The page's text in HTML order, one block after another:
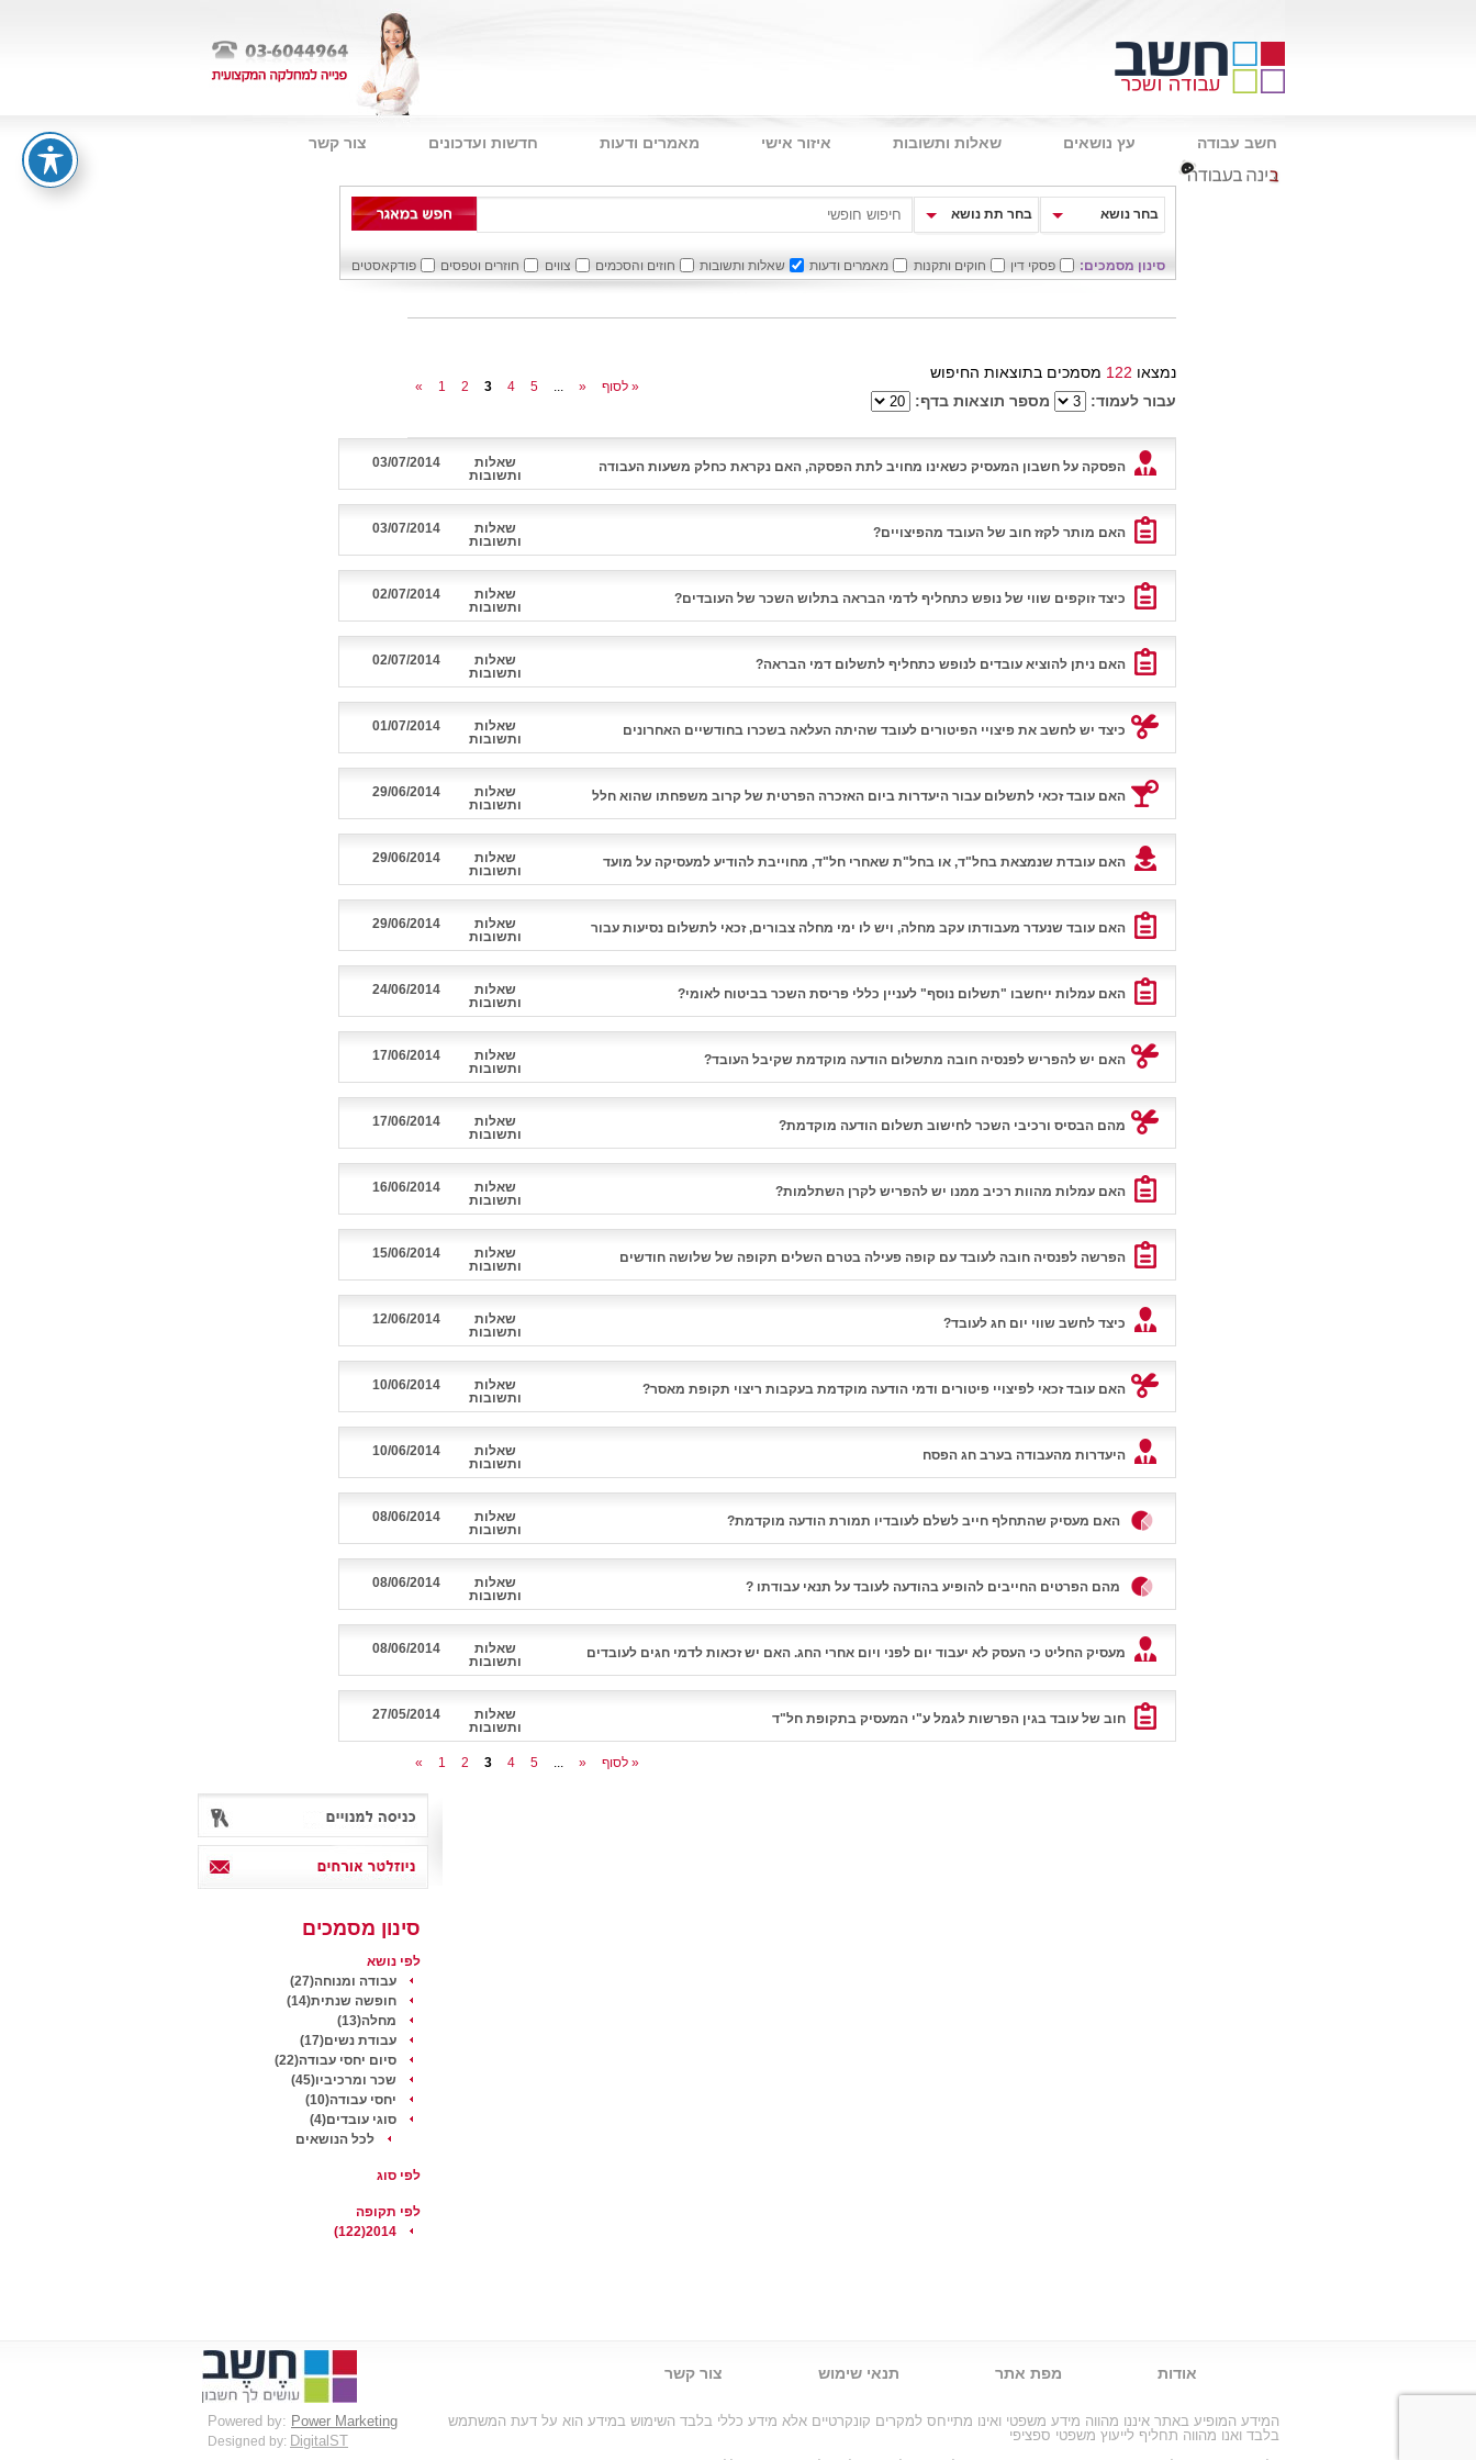
חשב עבודה עץ נושאים שאלות ותשובות איזור אישי מאמרים ודעות חדשות ועדכונים
צור קשר
.
בחר נושא בחר תת נושא
סינון מסמכים: פסקי דין חוקים ותקנות מאמרים ודעות שאלות ותשובות חוזים והסכמים צווים חוזרים וטפסים פודקאסטים
נמצאו 122 מסמכים בתוצאות החיפוש
עבור לעמוד:
מספר תוצאות בדף:
« 1 2 3 4 5 ... » לסוף »
הפסקה על חשבון המעסיק כשאינו מחויב לתת הפסקה, האם נקראת כחלק משעות העבודה
לעניין שעות נוספות?
03/07/2014
שאלות
ותשובות
האם מותר לקזז חוב של העובד מהפיצויים? 03/07/2014
שאלות
ותשובות
כיצד זוקפים שווי של נופש כתחליף לדמי הבראה בתלוש השכר של העובדים? 02/07/2014
שאלות
ותשובות
האם ניתן להוציא עובדים לנופש כתחליף לתשלום דמי הבראה? 02/07/2014
שאלות
ותשובות
כיצד יש לחשב את פיצויי הפיטורים לעובד שהיתה העלאה בשכרו בחודשיים האחרונים
לעבודתו?
01/07/2014
שאלות
ותשובות
האם עובד זכאי לתשלום עבור היעדרות ביום האזכרה הפרטית של קרוב משפחתו שהוא חלל
צה"ל?
29/06/2014
שאלות
ותשובות
האם עובדת שנמצאת בחל"ד, או בחל"ת שאחרי חל"ד, מחוייבת להודיע למעסיקה על מועד
חזרתה לעבודה? האם למעסיק יש שיקול דעת בקביעת מועד חזרתה לעבודה?
29/06/2014
שאלות
ותשובות
האם עובד שנעדר מעבודתו עקב מחלה, ויש לו ימי מחלה צבורים, זכאי לתשלום נסיעות עבור
ימי היעדרותו?
29/06/2014
שאלות
ותשובות
האם עמלות ייחשבו "תשלום נוסף" לעניין כללי פריסת השכר בביטוח לאומי? 24/06/2014
שאלות
ותשובות
האם יש להפריש לפנסיה חובה מתשלום הודעה מוקדמת שקיבל העובד? 17/06/2014
שאלות
ותשובות
מהם הבסיס ורכיבי השכר לחישוב תשלום הודעה מוקדמת? 17/06/2014
שאלות
ותשובות
האם עמלות מהוות רכיב ממנו יש להפריש לקרן השתלמות? 16/06/2014
שאלות
ותשובות
הפרשה לפנסיה חובה לעובד עם קופה פעילה בטרם השלים תקופה של שלושה חודשים 15/06/2014
שאלות
ותשובות
כיצד לחשב שווי יום חג לעובד? 12/06/2014
שאלות
ותשובות
האם עובד זכאי לפיצויי פיטורים ודמי הודעה מוקדמת בעקבות ריצוי תקופת מאסר? 10/06/2014
שאלות
ותשובות
היעדרות מהעבודה בערב חג הפסח 10/06/2014
שאלות
ותשובות
האם מעסיק שהתחלף חייב לשלם לעובדיו תמורת הודעה מוקדמת? 08/06/2014
שאלות
ותשובות
מהם הפרטים החייבים להופיע בהודעה לעובד על תנאי עבודתו ? 08/06/2014
שאלות
ותשובות
מעסיק החליט כי העסק לא יעבוד יום לפני ויום אחרי החג. האם יש זכאות לדמי חגים לעובדים
השעתיים?
08/06/2014
שאלות
ותשובות
חוב של עובד בגין הפרשות לגמל ע"י המעסיק בתקופת חל"ד 27/05/2014
שאלות
ותשובות
« 1 2 3 4 5 ... » לסוף »
סינון מסמכים
לפי נושא
עבודה ומנוחה(27)
חופשה שנתית(14)
מחלה(13)
עבודת נשים(17)
סיום יחסי עבודה(22)
שכר ומרכיביו(45)
יחסי עבודה(10)
סוגי עובדים(4)
לכל הנושאים
לפי סוג
לפי תקופה
2014(122)
אודות מפת אתר תנאי שימוש צור קשר
המידע המופיע באתר איננו מהווה מידע משפטי ואינו מתייחס למקרים קונקרטיים אלא מידע כללי בלבד השימוש במידע הוא על דעת המשתמש
בלבד ואנו מהווה תחליף לייעוץ משפטי ספציפי
Powered by: Power Marketing
Designed by: DigitalST